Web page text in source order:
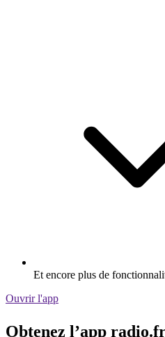
Et encore plus de
Ouvrir l'app
Obtenez l’app